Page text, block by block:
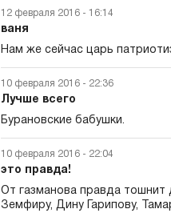
12 февраля 2016 - 16:14
ваня
Нам же сейчас царь
10 февраля 2016 - 22:36
Лучше всего
Бурановские бабушки.
10 февраля 2016 - 22:04
это правда!
От газманова правда тошнит
Земфиру, Дину Гарипову,